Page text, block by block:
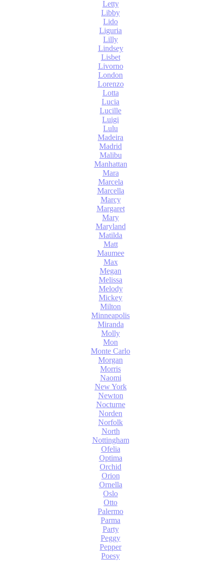
Letty
Libby
Lido
Liguria
Lilly
Lindsey
Lisbet
Livorno
London
Lorenzo
Lotta
Lucia
Lucille
Luigi
Lulu
Madeira
Madrid
Malibu
Manhattan
Mara
Marcela
Marcella
Marcy
Margaret
Mary
Maryland
Matilda
Matt
Maumee
Max
Megan
Melissa
Melody
Mickey
Milton
Minneapolis
Miranda
Molly
Mon
Monte Carlo
Morgan
Morris
Naomi
New York
Newton
Nocturne
Norden
Norfolk
North
Nottingham
Ofelia
Optima
Orchid
Orion
Ornella
Oslo
Otto
Palermo
Parma
Party
Peggy
Pepper
Poesy